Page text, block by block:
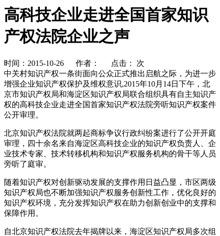
高科技企业走进全国首家知识
产权法院企业之声
时间：2015-10-26 作者： 点击：
次
中关村知识产权一条街面向公众正式推出启航之际，为进一步
增强企业知识产权保护及维权意识,2015年10月14日下午，北
京市知识产权局和海淀区知识产权局联合组织具有自主知识产
权的高科技企业走进全国首家知识产权法院旁听知识产权案件
公开审理。
北京知识产权法院就两起商标争议行政纠纷案进行了公开开庭
审理，四十余名来自海淀区高科技企业的知识产权负责人、企
业技术专家、技术转移机构和知识产权服务机构的骨干等人员
旁听了庭审。
随着知识产权对创新驱动发展的支撑作用日益凸显，市区两级
知识产权局也不断加强知识产权服务创新性工作，优化良好的
知识产权环境，充分发挥知识产权在助力创新创业中的支撑和
保障作用。
自北京知识产权法院去年揭牌以来，海淀区知识产权局多次组